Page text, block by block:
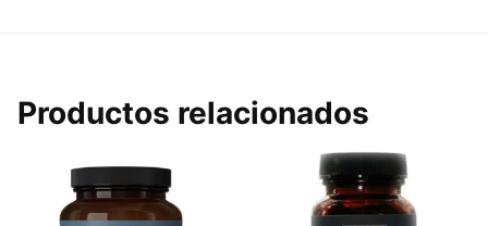
Productos relacionados